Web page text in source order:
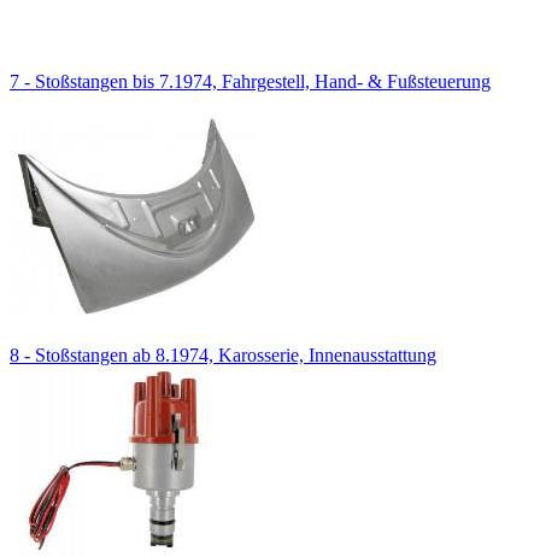
7 - Stoßstangen bis 7.1974, Fahrgestell, Hand- & Fußsteuerung
8 - Stoßstangen ab 8.1974, Karosserie, Innenausstattung